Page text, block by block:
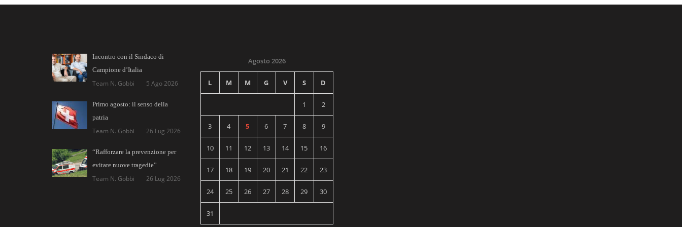
Incontro con il Sindaco di
Campione d’Italia
Team N. Gobbi 5 Ago 2026
Primo agosto: il senso della
patria
Team N. Gobbi 26 Lug 2026
“Rafforzare la prevenzione per
evitare nuove tragedie”
Team N. Gobbi 26 Lug 2026
Agosto 2026
L M M G V S D
1 2
3 4 5 6 7 8 9
10 11 12 13 14 15 16
17 18 19 20 21 22 23
24 25 26 27 28 29 30
31